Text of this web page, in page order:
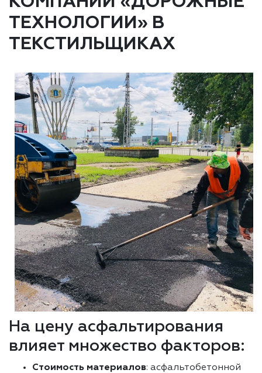
ТЕХНОЛОГИИ» В
ТЕКСТИЛЬЩИКАХ
На цену асфальтирования
влияет множество факторов:
Стоимость материалов: асфальтобетонной